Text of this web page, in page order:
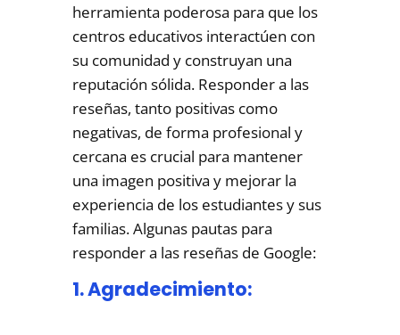
herramienta poderosa para que los
centros educativos interactúen con
su comunidad y construyan una
reputación sólida. Responder a las
reseñas, tanto positivas como
negativas, de forma profesional y
cercana es crucial para mantener
una imagen positiva y mejorar la
experiencia de los estudiantes y sus
familias. Algunas pautas para
responder a las reseñas de Google:
1. Agradecimiento: